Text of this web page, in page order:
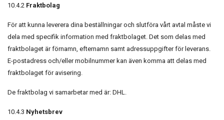
10.4.2 Fraktbolag
För att kunna leverera dina beställningar och slutföra vårt avtal måste vi
dela med specifik information med fraktbolaget. Det som delas med
fraktbolaget är förnamn, efternamn samt adressuppgifter för leverans.
E-postadress och/eller mobilnummer kan även komma att delas med
fraktbolaget för avisering.
De fraktbolag vi samarbetar med är: DHL.
10.4.3 Nyhetsbrev